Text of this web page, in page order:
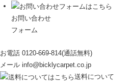
お問い合わせ
フォーム
お電話 0120-669-814(通話無料)
メール info@bicklycarpet.co.jp
送料について